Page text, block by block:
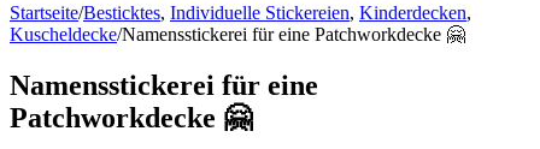
Startseite/Besticktes, Individuelle Stickereien, Kinderdecken,
Kuscheldecke/Namensstickerei für eine Patchworkdecke 🤗
Namensstickerei für eine
Patchworkdecke 🤗